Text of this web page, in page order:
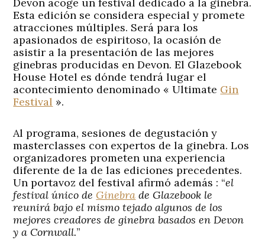
Devon acoge un festival dedicado a la ginebra.
Esta edición se considera especial y promete
atracciones múltiples. Será para los
apasionados de espiritoso, la ocasión de
asistir a la presentación de las mejores
ginebras producidas en Devon. El Glazebook
House Hotel es dónde tendrá lugar el
acontecimiento denominado « Ultimate Gin
Festival ».
Al programa, sesiones de degustación y
masterclasses con expertos de la ginebra. Los
organizadores prometen una experiencia
diferente de la de las ediciones precedentes.
Un portavoz del festival afirmó además : “el
festival único de Ginebra de Glazebook le
reunirá bajo el mismo tejado algunos de los
mejores creadores de ginebra basados en Devon
y a Cornwall.”